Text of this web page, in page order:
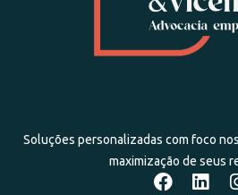
Soluções personalizadas com foco
maximização de seus